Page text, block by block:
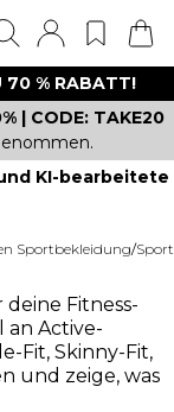
70 % RABATT!
| CODE: TAKE20
KI-bearbeitete
Sportbekleidung/
Fitness-
an Active-
Fit, Skinny-Fit,
und zeige, was